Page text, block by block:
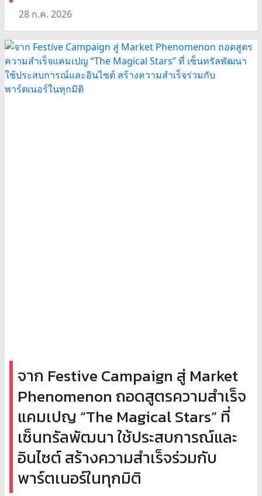
28 ก.ค. 2026
จาก Festive Campaign สู่ Market
Phenomenon ถอดสูตรความสำเร็จ
แคมเปญ “The Magical Stars” ที่
เซ็นทรัลพัฒนา ใช้ประสบการณ์และ
อินไซต์ สร้างความสำเร็จร่วมกับ
พาร์ตเนอร์ในทุกมิติ